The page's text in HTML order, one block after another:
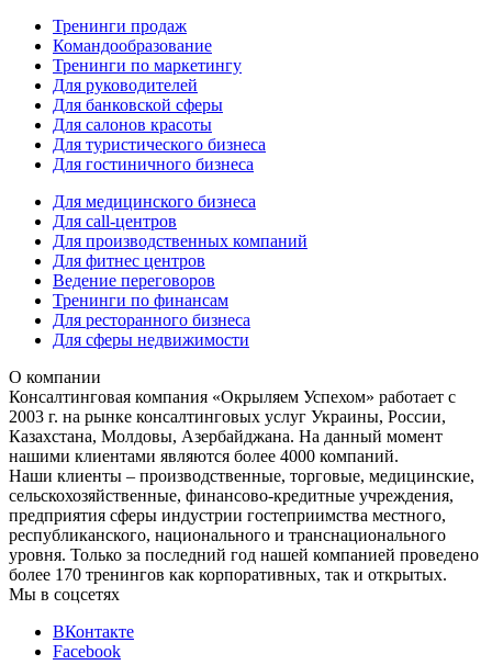
Тренинги продаж
Командообразование
Тренинги по маркетингу
Для руководителей
Для банковской сферы
Для салонов красоты
Для туристического бизнеса
Для гостиничного бизнеса
Для медицинского бизнеса
Для call-центров
Для производственных компаний
Для фитнес центров
Ведение переговоров
Тренинги по финансам
Для ресторанного бизнеса
Для сферы недвижимости
О компании
Консалтинговая компания «Окрыляем Успехом» работает с
2003 г. на рынке консалтинговых услуг Украины, России,
Казахстана, Молдовы, Азербайджана. На данный момент
нашими клиентами являются более 4000 компаний.
Наши клиенты – производственные, торговые, медицинские,
сельскохозяйственные, финансово-кредитные учреждения,
предприятия сферы индустрии гостеприимства местного,
республиканского, национального и транснационального
уровня. Только за последний год нашей компанией проведено
более 170 тренингов как корпоративных, так и открытых.
Мы в соцсетях
ВКонтакте
Facebook